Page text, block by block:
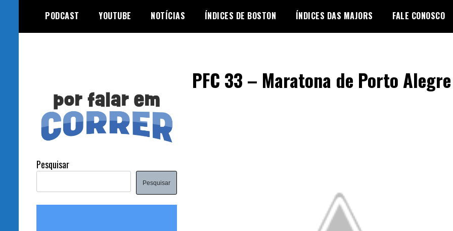
content
PODCAST YOUTUBE NOTÍCIAS ÍNDICES DE BOSTON ÍNDICES DAS MAJORS FALE CONOSCO
PFC 33 – Maratona de Porto Alegre
Pesquisar
Pesquisar